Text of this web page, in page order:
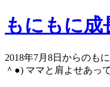
もにもに成
2018年7月8日からのも
＾●) ママと肩よせあっ